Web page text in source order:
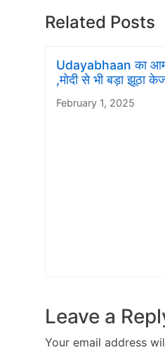
Related Posts
Udayabhaan का आम
,मोदी से भी बड़ा झूठा
February 1, 2025
Leave a
Your email address